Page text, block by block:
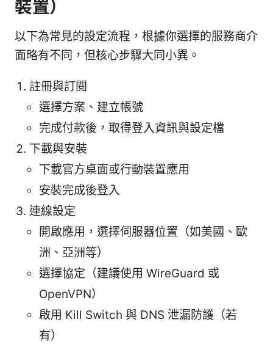
裝置）
以下為常見的設定流程，根據你選擇的服務商介
面略有不同，但核心步驟大同小異。
註冊與訂閱
選擇方案、建立帳號
完成付款後，取得登入資訊與設定檔
下載與安裝
下載官方桌面或行動裝置應用
安裝完成後登入
連線設定
開啟應用，選擇伺服器位置（如美國、歐
洲、亞洲等）
選擇協定（建議使用 WireGuard 或
OpenVPN）
啟用 Kill Switch 與 DNS 泄漏防護（若
有）